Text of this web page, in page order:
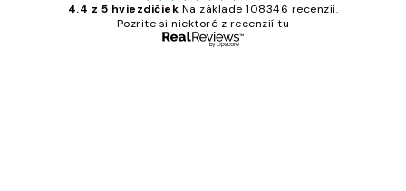
4.4 z 5 hviezdičiek Na základe 108346 recenzií.
Pozrite si niektoré z recenzií tu